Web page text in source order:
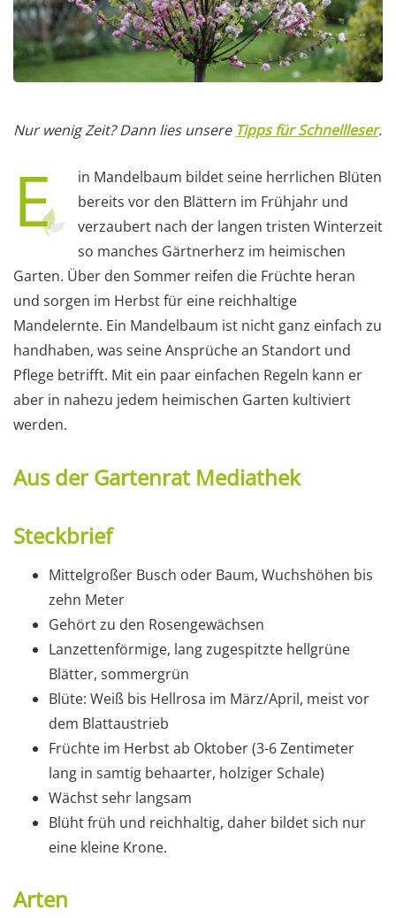
Nur wenig Zeit? Dann lies unsere Tipps für Schnellleser.
E
in Mandelbaum bildet seine herrlichen Blüten
bereits vor den Blättern im Frühjahr und
verzaubert nach der langen tristen Winterzeit
so manches Gärtnerherz im heimischen
Garten. Über den Sommer reifen die Früchte heran
und sorgen im Herbst für eine reichhaltige
Mandelernte. Ein Mandelbaum ist nicht ganz einfach zu
handhaben, was seine Ansprüche an Standort und
Pflege betrifft. Mit ein paar einfachen Regeln kann er
aber in nahezu jedem heimischen Garten kultiviert
werden.
Aus der Gartenrat Mediathek
Steckbrief
Mittelgroßer Busch oder Baum, Wuchshöhen bis
zehn Meter
Gehört zu den Rosengewächsen
Lanzettenförmige, lang zugespitzte hellgrüne
Blätter, sommergrün
Blüte: Weiß bis Hellrosa im März/April, meist vor
dem Blattaustrieb
Früchte im Herbst ab Oktober (3-6 Zentimeter
lang in samtig behaarter, holziger Schale)
Wächst sehr langsam
Blüht früh und reichhaltig, daher bildet sich nur
eine kleine Krone.
Arten